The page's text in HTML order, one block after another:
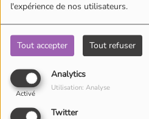
l'expérience de nos utilisateurs.
Tout accepter Tout refuser
Analytics
Activé
Utilisation: Analyse
Twitter
Contact
moment ! Retrouvez aussi des bons